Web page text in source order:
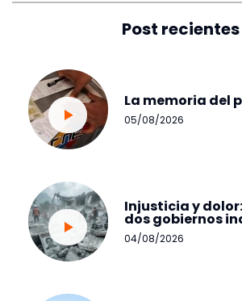
Post recientes
La memoria del
05/08/2026
Injusticia y
dos gobiernos
04/08/2026